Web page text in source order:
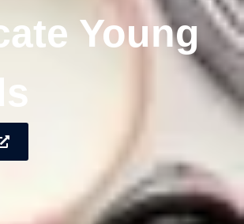
Young